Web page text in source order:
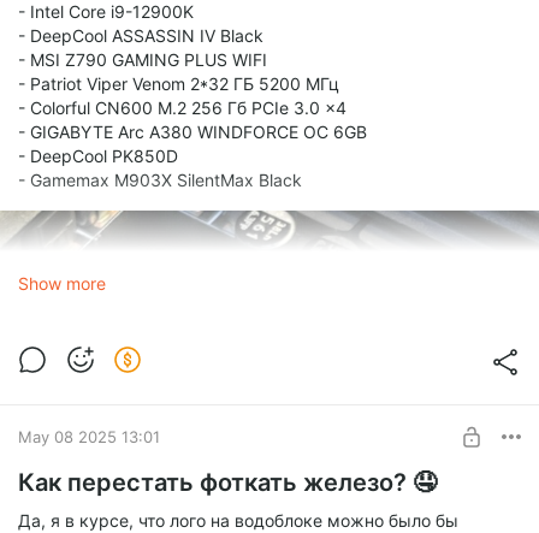
- Intel Core i9-12900K
- DeepCool ASSASSIN IV Black
- MSI Z790 GAMING PLUS WIFI
- Patriot Viper Venom 2*32 ГБ 5200 МГц
- Colorful CN600 M.2 256 Гб PCIe 3.0 x4
- GIGABYTE Arc A380 WINDFORCE OC 6GB
- DeepCool PK850D
- Gamemax M903X SilentMax Black
Show more
May 08 2025 13:01
Как перестать фоткать железо? 🤤
Да, я в курсе, что лого на водоблоке можно было бы